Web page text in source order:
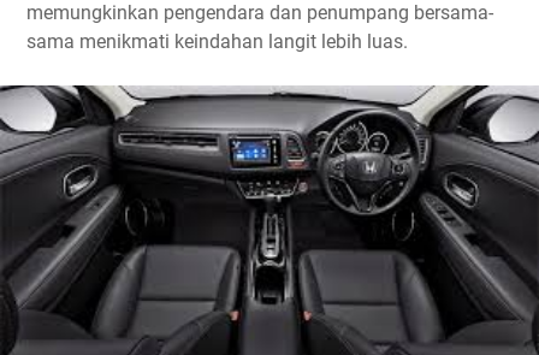
memungkinkan pengendara dan penumpang bersama-
sama menikmati keindahan langit lebih luas.